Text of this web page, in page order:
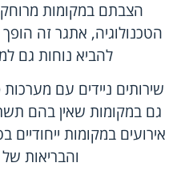
הצבתם במקומות
הטכנולוגיה, אתגר זה
להביא נוחות גם
שירותים ניידים עם מערכות
גם במקומות שאין בהם
אירועים במקומות
והבריאות